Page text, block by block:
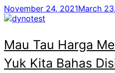
November 24, 2021March
Mau Tau Harga
Yuk Kita Bahas